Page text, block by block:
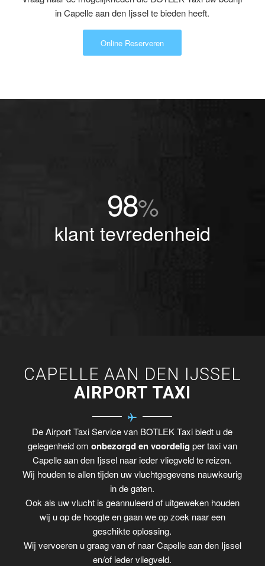
in Capelle aan den Ijssel te bieden heeft.
Online Reserveren
98%
klant tevredenheid
CAPELLE AAN DEN IJSSEL
AIRPORT TAXI
De Airport Taxi Service van BOTLEK Taxi biedt u de
gelegenheid om onbezorgd en voordelig per taxi van
Capelle aan den Ijssel naar ieder vliegveld te reizen.
Wij houden te allen tijden uw vluchtgegevens nauwkeurig
in de gaten.
Ook als uw vlucht is geannuleerd of uitgeweken houden
wij u op de hoogte en gaan we op zoek naar een
geschikte oplossing.
Wij vervoeren u graag van of naar Capelle aan den Ijssel
en/of ieder vliegveld.